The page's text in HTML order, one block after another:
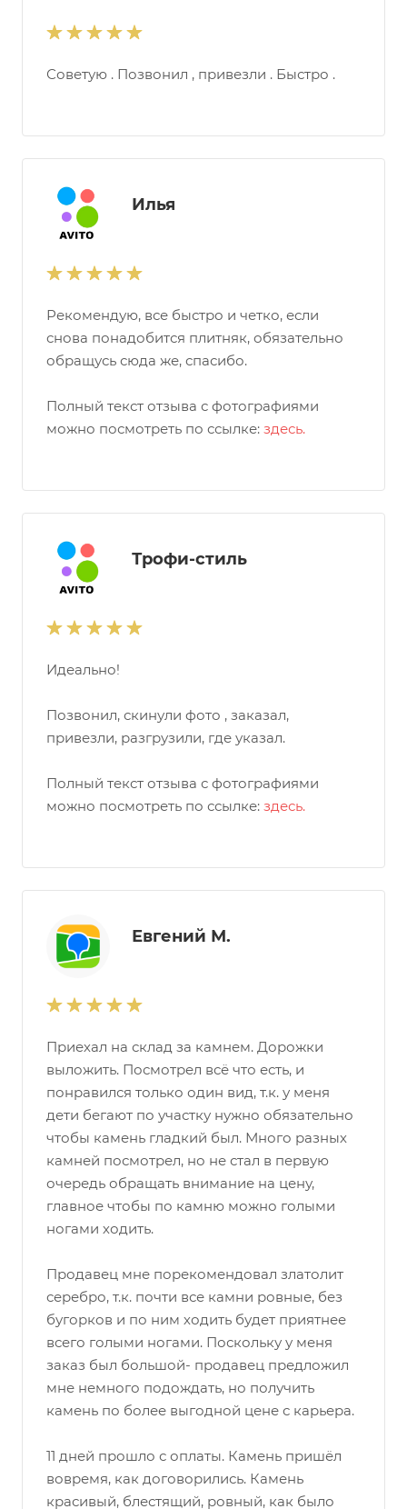
Советую . Позвонил , привезли . Быстро .
Илья
Рекомендую, все быстро и четко, если
снова понадобится плитняк, обязательно
обращусь сюда же, спасибо.
Полный текст отзыва с фотографиями
можно посмотреть по ссылке: здесь.
Трофи-стиль
Идеально!
Позвонил, скинули фото , заказал,
привезли, разгрузили, где указал.
Полный текст отзыва с фотографиями
можно посмотреть по ссылке: здесь.
Евгений М.
Приехал на склад за камнем. Дорожки
выложить. Посмотрел всё что есть, и
понравился только один вид, т.к. у меня
дети бегают по участку нужно обязательно
чтобы камень гладкий был. Много разных
камней посмотрел, но не стал в первую
очередь обращать внимание на цену,
главное чтобы по камню можно голыми
ногами ходить.
Продавец мне порекомендовал златолит
серебро, т.к. почти все камни ровные, без
бугорков и по ним ходить будет приятнее
всего голыми ногами. Поскольку у меня
заказ был большой- продавец предложил
мне немного подождать, но получить
камень по более выгодной цене с карьера.
11 дней прошло с оплаты. Камень пришёл
вовремя, как договорились. Камень
красивый, блестящий, ровный, как было